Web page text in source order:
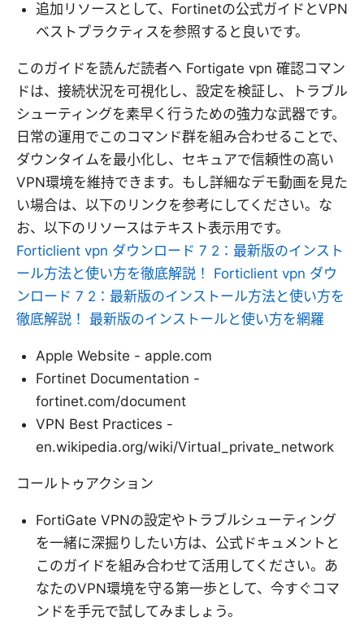
追加リソースとして、Fortinetの公式ガイドとVPN
ベストプラクティスを参照すると良いです。
このガイドを読んだ読者へ Fortigate vpn 確認コマン
ドは、接続状況を可視化し、設定を検証し、トラブル
シューティングを素早く行うための強力な武器です。
日常の運用でこのコマンド群を組み合わせることで、
ダウンタイムを最小化し、セキュアで信頼性の高い
VPN環境を維持できます。もし詳細なデモ動画を見た
い場合は、以下のリンクを参考にしてください。な
お、以下のリソースはテキスト表示用です。
Forticlient vpn ダウンロード 7 2：最新版のインスト
ール方法と使い方を徹底解説！ Forticlient vpn ダウ
ンロード 7 2：最新版のインストール方法と使い方を
徹底解説！ 最新版のインストールと使い方を網羅
Apple Website - apple.com
Fortinet Documentation -
fortinet.com/document
VPN Best Practices -
en.wikipedia.org/wiki/Virtual_private_network
コールトゥアクション
FortiGate VPNの設定やトラブルシューティング
を一緒に深掘りしたい方は、公式ドキュメントと
このガイドを組み合わせて活用してください。あ
なたのVPN環境を守る第一歩として、今すぐコマ
ンドを手元で試してみましょう。